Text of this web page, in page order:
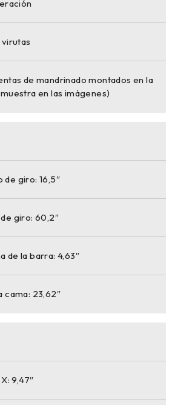
de mandrinado montados en la
en las imágenes)
giro: 16,5″
giro: 60,2″
de la barra: 4,63″
cama: 23,62″
9,47″